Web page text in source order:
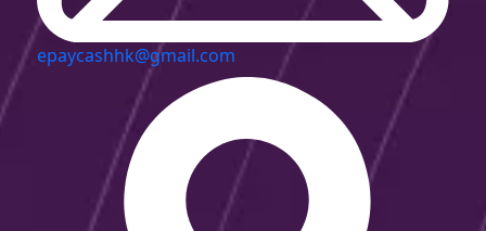
epaycashhk@gmail.com